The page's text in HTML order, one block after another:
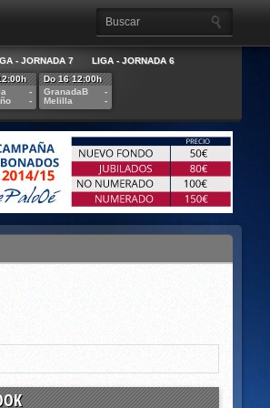
- JORNADA 7
LIGA - JORNADA 6
-
-
Do 16 12:00h
GranadaB
Melilla
-
-